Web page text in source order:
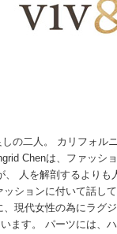
の二人。 カリフォル
Chenは、ファッシ
、 人を解剖するより
ションに付いて話し
現代女性の為にラグ
ます。 パーツには、